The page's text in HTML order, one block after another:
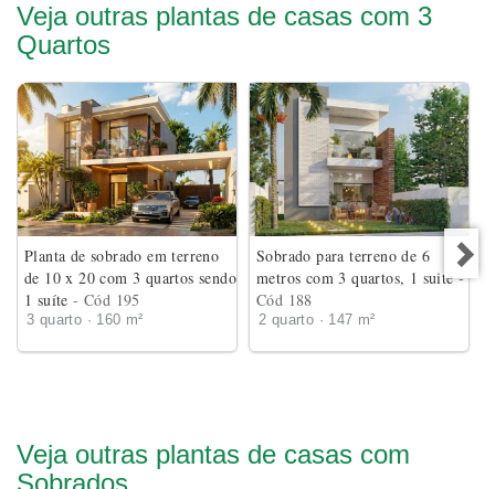
Veja outras plantas de casas com 3
Quartos
Planta de sobrado em terreno
de 10 x 20 com 3 quartos sendo
1 suíte- Cód 195
3 quarto · 160 m²
Sobrado para terreno de 6
metros com 3 quartos, 1 suite-
Cód 188
2 quarto · 147 m²
Veja outras plantas de casas com